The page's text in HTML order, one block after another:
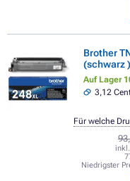
Brother
(schwarz )
Auf Lager
3,12
Niedrigster
Für welche